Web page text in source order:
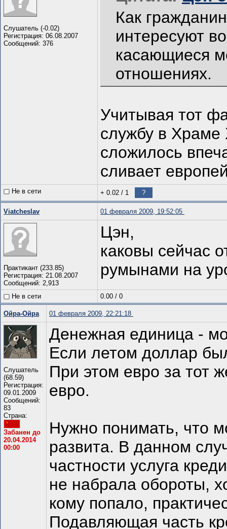
Слушатель (-0.02)
Регистрация: 06.08.2007
Сообщений: 376
Как
интересуют
касающиеся
отношениях.
Учитывая тот
службу в Храме
сложилось
сливает
Не в сети + 0.02 / 1 ?
Viatcheslav 01 февраля 2009, 19:52:05
Практикант (233.85)
Регистрация: 21.08.2007
Сообщений: 2,913
Цэн,
каковы сейчас
румынами на
Не в сети 0.00 / 0
Ойра-Ойра 01 февраля 2009, 22:21:18
Слушатель
(68.59)
Регистрация:
09.01.2009
Сообщений:
83
Страна:
Забанен до
20.04.2014
00:00
Денежная единица -
Если летом доллар
При этом евро за тот
евро.
Нужно понимать, что
развита. В данном
частности услуга
не набрала обороты,
кому попало,
Подавляющая часть